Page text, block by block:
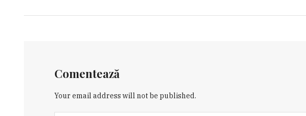
Comentează
Your email address will not be published.